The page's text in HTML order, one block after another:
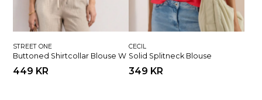
STREET ONE
Buttoned Shirtcollar Blouse W
449 KR
CECIL
Solid Splitneck Blouse
349 KR